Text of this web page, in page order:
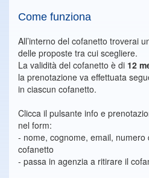
Come funziona
All’interno del cofanetto troverai
delle proposte tra cui scegliere.
La validità del cofanetto è di 12
la prenotazione va effettuata
in ciascun cofanetto.
Clicca il pulsante info e
nel form:
- nome, cognome, email, numero
cofanetto
- passa in agenzia a ritirare il